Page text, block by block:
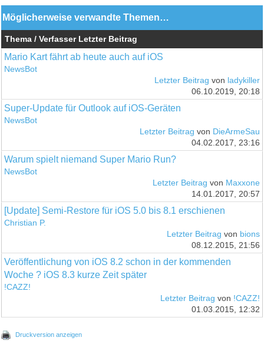
Möglicherweise verwandte Themen…
Thema / Verfasser Letzter Beitrag
Mario Kart fährt ab heute auch auf iOS
NewsBot
Letzter Beitrag von ladykiller
06.10.2019, 20:18
Super-Update für Outlook auf iOS-Geräten
NewsBot
Letzter Beitrag von DieArmeSau
04.02.2017, 23:16
Warum spielt niemand Super Mario Run?
NewsBot
Letzter Beitrag von Maxxone
14.01.2017, 20:57
[Update] Semi-Restore für iOS 5.0 bis 8.1 erschienen
Christian P.
Letzter Beitrag von bions
08.12.2015, 21:56
Veröffentlichung von iOS 8.2 schon in der kommenden
Woche ? iOS 8.3 kurze Zeit später
!CAZZ!
Letzter Beitrag von !CAZZ!
01.03.2015, 12:32
Druckversion anzeigen